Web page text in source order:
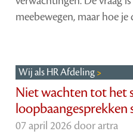
meebewegen, maar hoe
Wij als HR Afdeling
Niet wachten tot het
loopbaangesprekken
07 april 2026 doorartra